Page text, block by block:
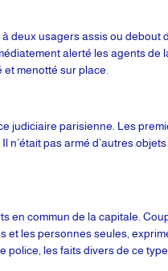
deux usagers assis ou
alerté les agents
menotté sur place.
judiciaire parisienne. Les
pas armé d’autres
en commun de la capitale.
et les personnes seules,
les faits divers de ce